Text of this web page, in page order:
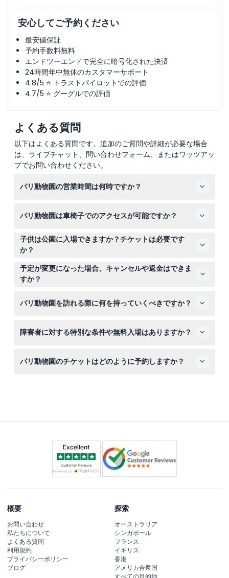
安心してご予約ください
最安値保証
予約手数料無料
エンドツーエンドで完全に暗号化された決済
24時間年中無休のカスタマーサポート
4.8/5 ⭐ トラストパイロットでの評価
4.7/5 ⭐ グーグルでの評価
よくある質問
以下はよくある質問です。追加のご質問や詳細が必要な場合
は、ライブチャット、問い合わせフォーム、またはワッツアッ
プでお問い合わせください。
パリ動物園の営業時間は何時ですか？
おり、週末と祝日には午後7時30分まで延長されます。夏
には特別な夜間セッションも開催されます。冬の営業時間
は異なるため、オンライン予約時に利用可能時間と正確な
で、予約時にご確認ください）。
パリ動物園は車椅子でのアクセスが可能ですか？
はい、パリ動物園は車椅子でもアクセス可能で、すべての
来園者が快適に楽しめるようになっています。
子供は公園に入場できますか？チケットは必要です
か？
3歳未満の子供は身分証明書の提示で無料入場できます
が、16歳以下の子供は18歳以上の有料大人の同伴が必要で
す。子供用チケットはここで簡単にオンライン予約できま
予定が変更になった場合、キャンセルや返金はできま
すか？
んので、予約時には日程をよくご確認ください。
パリ動物園を訪れる際に何を持っていくべきですか？
ンロード可能なツアーガイドアプリを利用するための充電
障害者に対する特別な条件や無料入場はありますか？
場できますので、誰もが歓迎される公園です。
パリ動物園のチケットはどのように予約しますか？
概要
お問い合わせ
私たちについて
よくある質問
利用規約
プライバシーポリシー
ブログ
探索
オーストラリア
シンガポール
フランス
イギリス
香港
アメリカ合衆国
すべての目的地